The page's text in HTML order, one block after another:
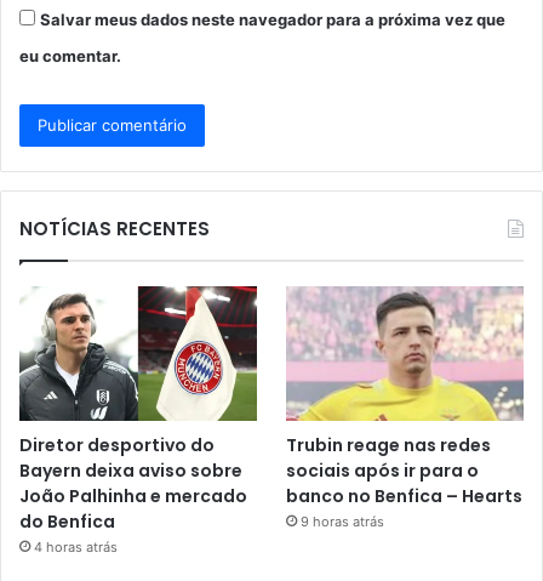
Salvar meus dados neste navegador para a próxima vez que
eu comentar.
NOTÍCIAS RECENTES
Diretor desportivo do
Bayern deixa aviso sobre
João Palhinha e mercado
do Benfica
4 horas atrás
Trubin reage nas redes
sociais após ir para o
banco no Benfica – Hearts
9 horas atrás